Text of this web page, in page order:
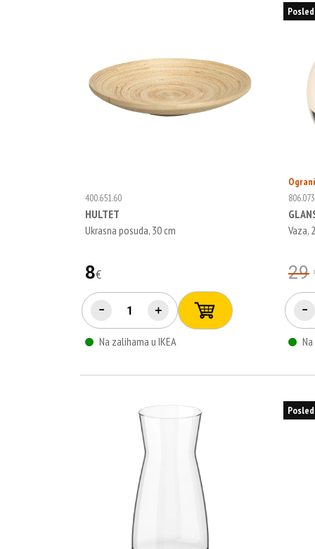
400.651.60
HULTET
Ukrasna posuda, 30 cm
8€
− ＋
Na zalihama u IKEA
Vaza,
29
−